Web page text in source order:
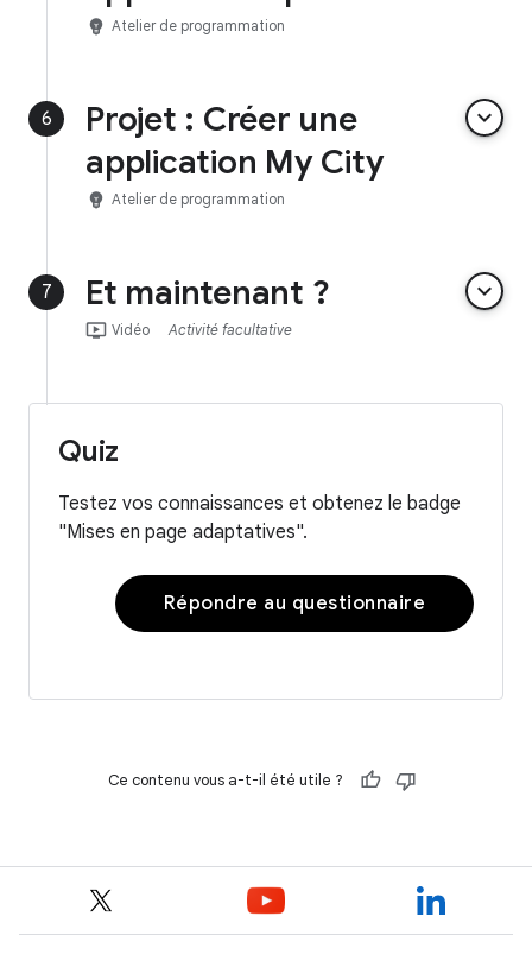
emoji_objects Atelier de programmation
6
Projet : Créer une
application My City
keyboard_arrow_down
emoji_objects Atelier de programmation
7 Et maintenant ? keyboard_arrow_down
ondemand_video Vidéo Activité facultative
Quiz
Testez vos connaissances et obtenez le badge
"Mises en page adaptatives".
Répondre au questionnaire
Ce contenu vous a-t-il été utile ?